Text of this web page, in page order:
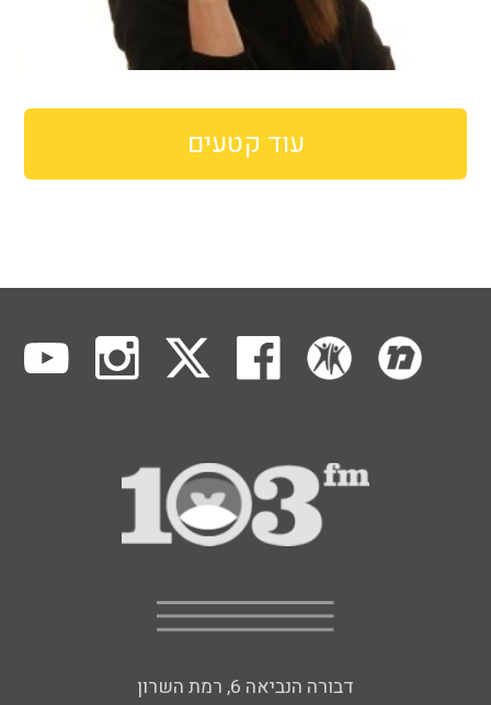
עוד קטעים
דבורה הנביאה 6, רמת השרון